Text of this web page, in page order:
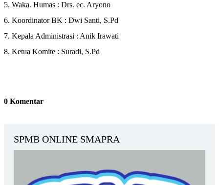
5. Waka. Humas : Drs. ec. Aryono
6. Koordinator BK : Dwi Santi, S.Pd
7. Kepala Administrasi : Anik Irawati
8. Ketua Komite : Suradi, S.Pd
0 Komentar
SPMB ONLINE SMAPRA